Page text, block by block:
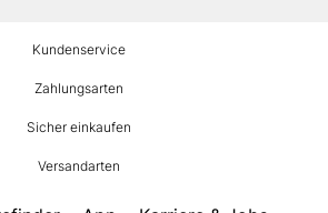
Kundenservice
Zahlungsarten
Sicher einkaufen
Versandarten